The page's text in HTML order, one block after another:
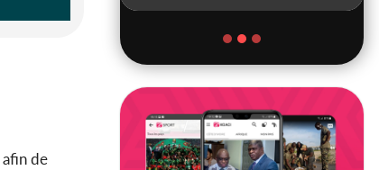
afin de